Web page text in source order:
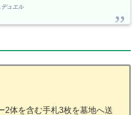
ュエル
2体を含む手札3枚を墓地へ送